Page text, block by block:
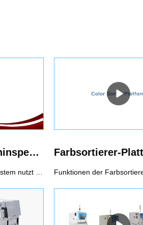
Standard-Röntgeninspektionssystem
Das Röntgeninspektionssystem nutzt die Durchdringungskraft von Röntgenstrahlen, um Kontaminationen zu erkennen. Es kann eine vollständige Palette von Fremdkörperprüfungen durchführen, einschließlich metallischer und nichtmetallischer Fremdkörper (Glas, Keramik, Stein, Knochen, Hartgummi, Hartplastik usw.). Es kann metallische, nichtmetallische Verpackungen und Konserven prüfen, und das Prüfergebnis wird nicht durch Temperatur, Feuchtigkeit, Salzgehalt usw. beeinflusst.Empfohlener Einsatz von Röntgeninspektionssystemen1. Nicht nur Metallverunreinigungen, sondern auch andere Nichtmetalle wie Steine, Keramik, Glas.2. In Aluminiumfolie verpackte Lebensmittel und in Metall verpackte Lebensmittel3. Lebensmittel mit hohem Salzgehalt, z. B. Gurken, die eine starke Produktwirkung haben4. Konserven5. Hohe Anforderungen an die Inspektion von SUS6. Fehlererkennung, z. B. Tablet-Defekt.
Farbsortierer-